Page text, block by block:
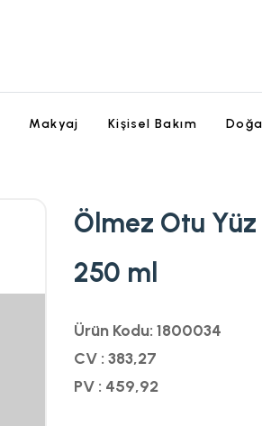
Makyaj Kişisel Bakım
Ölmez Otu
250 ml
Ürün Kodu: 1800034
CV : 383,27
PV : 459,92